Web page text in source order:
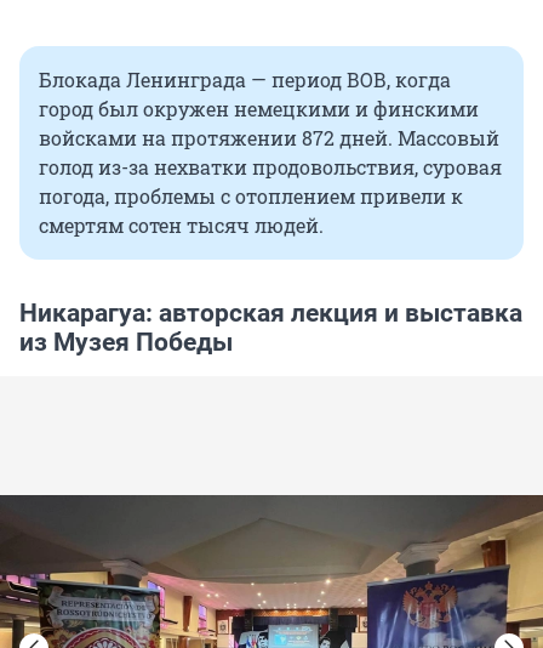
Блокада Ленинграда — период ВОВ, когда
город был окружен немецкими и финскими
войсками на протяжении 872 дней. Массовый
голод из-за нехватки продовольствия, суровая
погода, проблемы с отоплением привели к
смертям сотен тысяч людей.
Никарагуа: авторская лекция и выставка
из Музея Победы